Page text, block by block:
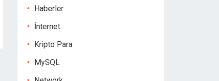
Haberler
İnternet
Kripto Para
MySQL